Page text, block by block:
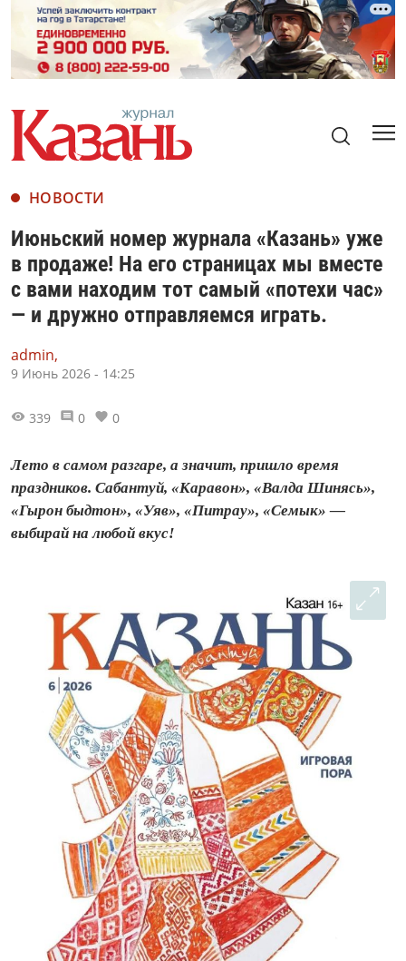
НОВОСТИ
Июньский номер журнала «Казань» уже
в продаже! На его страницах мы вместе
с вами находим тот самый «потехи час»
— и дружно отправляемся играть.
admin,
9 Июнь 2026 - 14:25
339 0 0
Лето в самом разгаре, а значит, пришло время
праздников. Сабантуй, «Каравон», «Валда Шинясь»,
«Гырон быдтон», «Уяв», «Питрау», «Семык» —
выбирай на любой вкус!